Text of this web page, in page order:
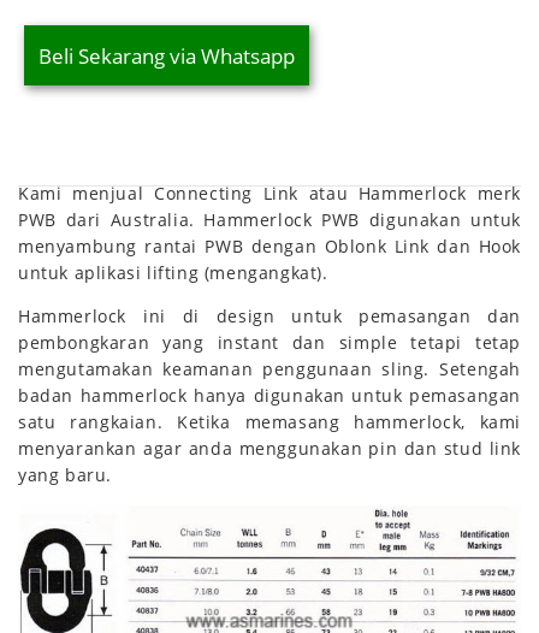
Beli Sekarang via Whatsapp
Kami menjual Connecting Link atau Hammerlock merk
PWB dari Australia. Hammerlock PWB digunakan untuk
menyambung rantai PWB dengan Oblonk Link dan Hook
untuk aplikasi lifting (mengangkat).
Hammerlock ini di design untuk pemasangan dan
pembongkaran yang instant dan simple tetapi tetap
mengutamakan keamanan penggunaan sling. Setengah
badan hammerlock hanya digunakan untuk pemasangan
satu rangkaian. Ketika memasang hammerlock, kami
menyarankan agar anda menggunakan pin dan stud link
yang baru.